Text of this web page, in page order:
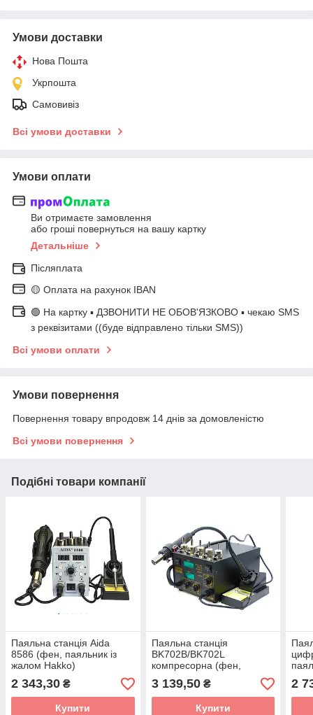
Умови доставки
Нова Пошта
Укрпошта
Самовивіз
Всі умови доставки
Умови оплати
Ви отримаєте замовлення
або гроші повернуться на вашу картку
Детальніше
Післяплата
🟡 Оплата на рахунок IBAN
🟢 На картку ▪️ ДЗВОНИТИ НЕ ОБОВ'ЯЗКОВО ▪️ чекаю SMS
з реквізитами ((буде відправлено тільки SMS))
Всі умови оплати
Умови повернення
Повернення товару впродовж 14 днів за домовленістю
Всі умови повернення
Подібні товари компанії
Паяльна станція Aida
8586 (фен, паяльник із
жалом Hakko)
2 343,30 ₴
Купити
Паяльна станція
BK702B/BK702L
компресорна (фен,
паяльник)
3 139,50₴
Купити
2